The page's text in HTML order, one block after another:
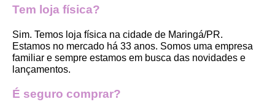
Tem loja física?
Sim. Temos loja física na cidade de Maringá/PR.
Estamos no mercado há 33 anos. Somos uma empresa
familiar e sempre estamos em busca das novidades e
lançamentos.
É seguro comprar?